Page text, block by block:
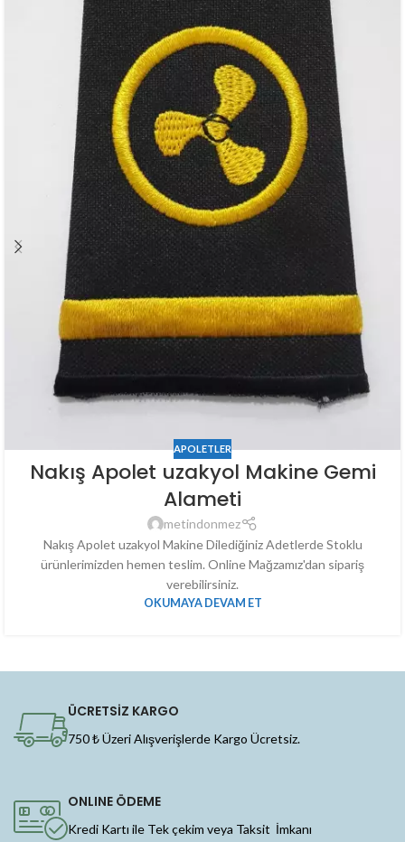
APOLETLER
Nakış Apolet uzakyol Makine Gemi
Alameti
metindonmez
Nakış Apolet uzakyol Makine Dilediğiniz Adetlerde Stoklu
ürünlerimizden hemen teslim. Online Mağzamız'dan sipariş
verebilirsiniz.
OKUMAYA DEVAM ET
ÜCRETSİZ KARGO
750 ₺ Üzeri Alışverişlerde Kargo Ücretsiz.
ONLINE ÖDEME
Kredi Kartı ile Tek çekim veya Taksit İmkanı